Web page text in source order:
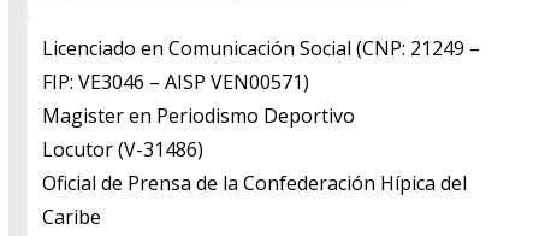
Licenciado en Comunicación Social (CNP: 21249 –
FIP: VE3046 – AISP VEN00571)
​Magister en Periodismo Deportivo
​Locutor (V-31486)
​Oficial de Prensa de la Confederación Hípica del
Caribe